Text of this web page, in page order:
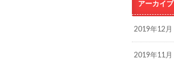
アーカイブ
2019年12月
2019年11月